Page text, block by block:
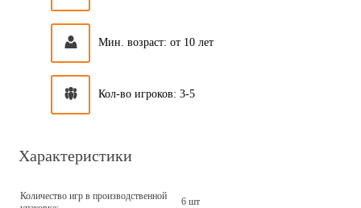
Мин. возраст: от 10 лет
Кол-во игроков: 3-5
Характеристики
Количество игр в производственной
6 шт